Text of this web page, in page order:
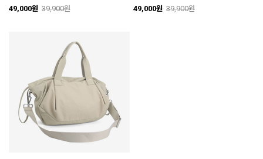
49,000원 39,900원 49,000원 39,900원